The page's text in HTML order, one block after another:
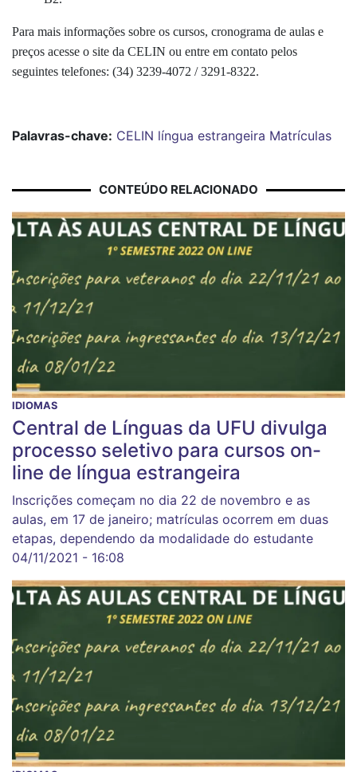
Para mais informações sobre os cursos, cronograma de aulas e
preços acesse o site da CELIN ou entre em contato pelos
seguintes telefones: (34) 3239-4072 / 3291-8322.
Palavras-chave: CELIN língua estrangeira Matrículas
CONTEÚDO RELACIONADO
IDIOMAS
Central de Línguas da UFU divulga
processo seletivo para cursos on-
line de língua estrangeira
Inscrições começam no dia 22 de novembro e as
aulas, em 17 de janeiro; matrículas ocorrem em duas
etapas, dependendo da modalidade do estudante
04/11/2021 - 16:08